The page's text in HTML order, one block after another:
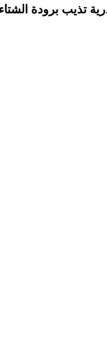
تذيب برودة